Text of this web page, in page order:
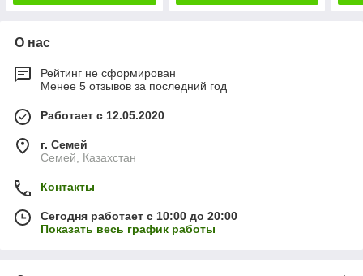
О нас
Рейтинг не сформирован
Менее 5 отзывов за последний год
Работает с 12.05.2020
г. Семей
Семей, Казахстан
Контакты
Сегодня работает с 10:00 до 20:00
Показать весь график работы